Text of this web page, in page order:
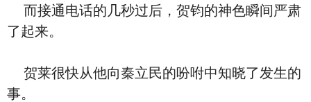
而接通电话的几秒过后，贺钧的神色瞬间严肃
了起来。
贺莱很快从他向秦立民的吩咐中知晓了发生的
事。